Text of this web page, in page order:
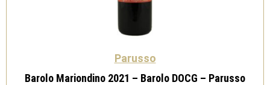
Parusso
Barolo Mariondino 2021 – Barolo DOCG – Parusso